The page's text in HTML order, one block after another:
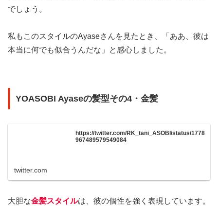
でしょう。
私もこのスタイルのAyaseさんを見たとき、「ああ、彼は
本当に何でも似合うんだな」と感心しました。
YOASOBI Ayaseの髪型その4・金髪
https://twitter.com/RK_tani_ASOBI/status/1778
967489579549084
twitter.com
大胆な金髪スタイルは、彼の個性を強く表現しています。